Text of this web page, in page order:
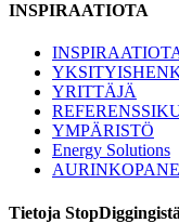
INSPIRAATIOTA
YRITTÄJÄ
YMPÄRISTÖ
Energy Solutions
Tietoja StopDiggingistä